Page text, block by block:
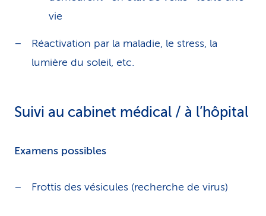
vie
Réactivation par la maladie, le stress, la
lumière du soleil, etc.
Suivi au cabinet médical / à l’hôpital
Examens possibles
Frottis des vésicules (recherche de virus)